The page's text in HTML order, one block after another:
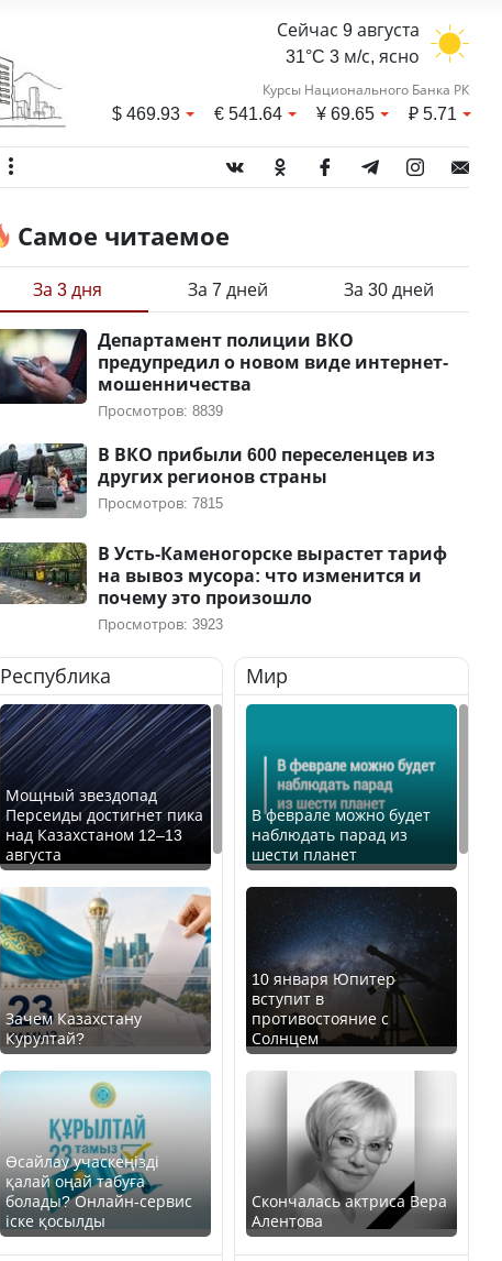
Сейчас 9 августа
31°C 3 м/с, ясно
Курсы Национального Банка РК
$469.93 €541.64 ¥69.65 ₽5.71
Самое читаемое
За 3 дня За 7 дней За 30 дней
Департамент полиции ВКО
предупредил о новом виде интернет-
мошенничества
Просмотров: 8839
В ВКО прибыли 600 переселенцев из
других регионов страны
Просмотров: 7815
В Усть-Каменогорске вырастет тариф
на вывоз мусора: что изменится и
почему это произошло
Просмотров: 3923
Республика
Мощный звездопад
Персеиды достигнет пика
над Казахстаном 12–13
августа
Зачем Казахстану
Курултай?
Өсайлау учаскеңізді
қалай оңай табуға
болады? Онлайн-сервис
іске қосылды
Мир
В феврале можно будет
наблюдать парад из
шести планет
10 января Юпитер
вступит в
противостояние с
Солнцем
Скончалась актриса Вера
Алентова